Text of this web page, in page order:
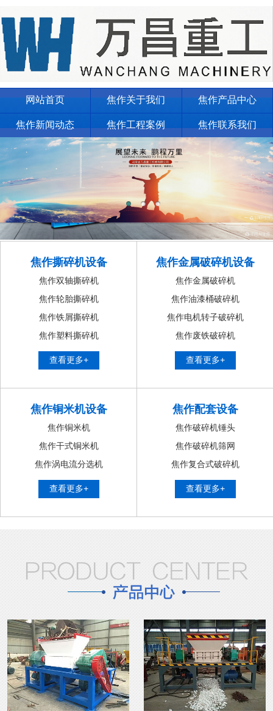
网站首页 焦作关于我们 焦作产品中心
焦作新闻动态 焦作工程案例 焦作联系我们
焦作撕碎机设备
焦作双轴撕碎机
焦作轮胎撕碎机
焦作铁屑撕碎机
焦作塑料撕碎机
查看更多+
焦作金属破碎机设备
焦作金属破碎机
焦作油漆桶破碎机
焦作电机转子破碎机
焦作废铁破碎机
查看更多+
焦作铜米机设备
焦作铜米机
焦作干式铜米机
焦作涡电流分选机
查看更多+
焦作配套设备
焦作破碎机锤头
焦作破碎机筛网
焦作复合式破碎机
查看更多+